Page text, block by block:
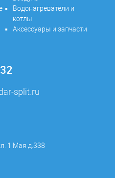
Водонагреватели и
котлы
Аксессуары и запчасти
split.ru
1 Мая д.338